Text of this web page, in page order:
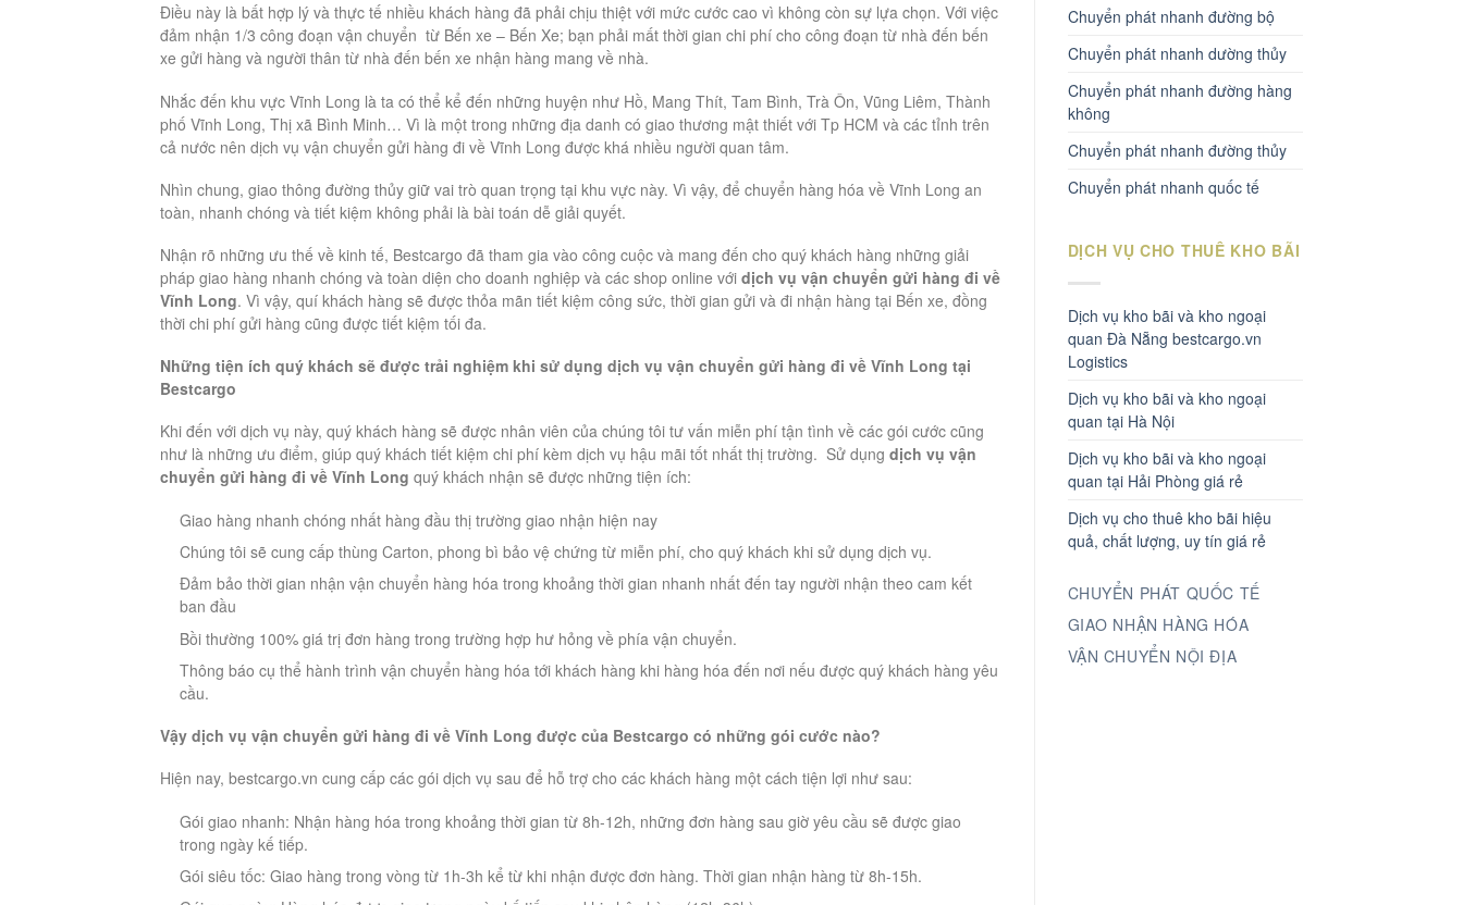
Điều này là bất hợp lý và thực tế nhiều khách hàng đã phải chịu thiệt với mức cước cao vì không còn sự lựa chọn. Với việc
đảm nhận 1/3 công đoạn vận chuyển từ Bến xe – Bến Xe; bạn phải mất thời gian chi phí cho công đoạn từ nhà đến bến
xe gửi hàng và người thân từ nhà đến bến xe nhận hàng mang về nhà.
Nhắc đến khu vực Vĩnh Long là ta có thể kể đến những huyện như Hồ, Mang Thít, Tam Bình, Trà Ôn, Vũng Liêm, Thành
phố Vĩnh Long, Thị xã Bình Minh… Vì là một trong những địa danh có giao thương mật thiết với Tp HCM và các tỉnh trên
cả nước nên dịch vụ vận chuyển gửi hàng đi về Vĩnh Long được khá nhiều người quan tâm.
Nhìn chung, giao thông đường thủy giữ vai trò quan trọng tại khu vực này. Vì vậy, để chuyển hàng hóa về Vĩnh Long an
toàn, nhanh chóng và tiết kiệm không phải là bài toán dễ giải quyết.
Nhận rõ những ưu thế về kinh tế, Bestcargo đã tham gia vào công cuộc và mang đến cho quý khách hàng những giải
pháp giao hàng nhanh chóng và toàn diện cho doanh nghiệp và các shop online với dịch vụ vận chuyển gửi hàng đi về
Vĩnh Long. Vì vậy, quí khách hàng sẽ được thỏa mãn tiết kiệm công sức, thời gian gửi và đi nhận hàng tại Bến xe, đồng
thời chi phí gửi hàng cũng được tiết kiệm tối đa.
Những tiện ích quý khách sẽ được trải nghiệm khi sử dụng dịch vụ vận chuyển gửi hàng đi về Vĩnh Long tại
Bestcargo
Khi đến với dịch vụ này, quý khách hàng sẽ được nhân viên của chúng tôi tư vấn miễn phí tận tình về các gói cước cũng
như là những ưu điểm, giúp quý khách tiết kiệm chi phí kèm dịch vụ hậu mãi tốt nhất thị trường. Sử dụng dịch vụ vận
chuyển gửi hàng đi về Vĩnh Long quý khách nhận sẽ được những tiện ích:
Giao hàng nhanh chóng nhất hàng đầu thị trường giao nhận hiện nay
Chúng tôi sẽ cung cấp thùng Carton, phong bì bảo vệ chứng từ miễn phí, cho quý khách khi sử dụng dịch vụ.
Đảm bảo thời gian nhận vận chuyển hàng hóa trong khoảng thời gian nhanh nhất đến tay người nhận theo cam kết
ban đầu
Bồi thường 100% giá trị đơn hàng trong trường hợp hư hỏng về phía vận chuyển.
Thông báo cụ thể hành trình vận chuyển hàng hóa tới khách hàng khi hàng hóa đến nơi nếu được quý khách hàng yêu
cầu.
Vậy dịch vụ vận chuyển gửi hàng đi về Vĩnh Long được của Bestcargo có những gói cước nào?
Hiện nay, bestcargo.vn cung cấp các gói dịch vụ sau để hỗ trợ cho các khách hàng một cách tiện lợi như sau:
Gói giao nhanh: Nhận hàng hóa trong khoảng thời gian từ 8h-12h, những đơn hàng sau giờ yêu cầu sẽ được giao
trong ngày kế tiếp.
Gói siêu tốc: Giao hàng trong vòng từ 1h-3h kể từ khi nhận được đơn hàng. Thời gian nhận hàng từ 8h-15h.
Chuyển phát nhanh đường bộ
Chuyển phát nhanh dường thủy
Chuyển phát nhanh đường hàng
không
Chuyển phát nhanh đường thủy
Chuyển phát nhanh quốc tế
DỊCH VỤ CHO THUÊ KHO BÃI
Dịch vụ kho bãi và kho ngoại
quan Đà Nẵng bestcargo.vn
Logistics
Dịch vụ kho bãi và kho ngoại
quan tại Hà Nội
Dịch vụ kho bãi và kho ngoại
quan tại Hải Phòng giá rẻ
Dịch vụ cho thuê kho bãi hiệu
quả, chất lượng, uy tín giá rẻ
CHUYỂN PHÁT QUỐC TẾ
GIAO NHẬN HÀNG HÓA
VẬN CHUYỂN NỘI ĐỊA